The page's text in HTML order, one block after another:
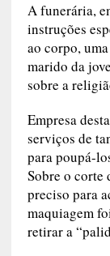
A funerária,
instruções
ao corpo,
marido da
sobre a
Empresa
serviços de
para poupá-
Sobre o corte
preciso para
maquiagem
retirar a